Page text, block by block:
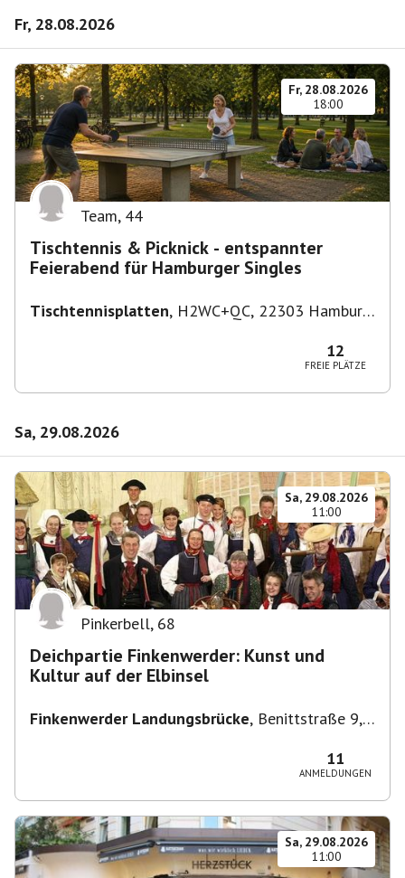
Fr, 28.08.2026
Fr, 28.08.2026
18:00
Team, 44
Tischtennis & Picknick - entspannter
Feierabend für Hamburger Singles
Tischtennisplatten, H2WC+QC, 22303 Hamburg,
12
FREIE PLÄTZE
Sa, 29.08.2026
Sa, 29.08.2026
11:00
Pinkerbell, 68
Deichpartie Finkenwerder: Kunst und
Kultur auf der Elbinsel
Finkenwerder Landungsbrücke, Benittstraße 9,
11
ANMELDUNGEN
Sa, 29.08.2026
11:00